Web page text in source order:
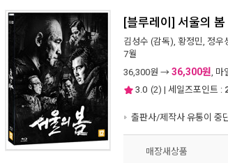
[블루레이] 서울의
김성수 (감독), 황정민, 정우
7월
36,300원 → 36,300원, 마
3.0 (2) | 세일즈포인트 :
출판사/제작사 유통이 중
매장새상품